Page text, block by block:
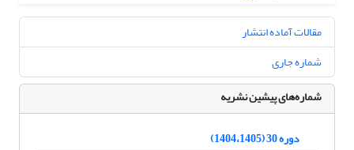
مقالات آماده انتشار
شماره جاری
شماره‌های پیشین نشریه
دوره 30 (1404،1405)